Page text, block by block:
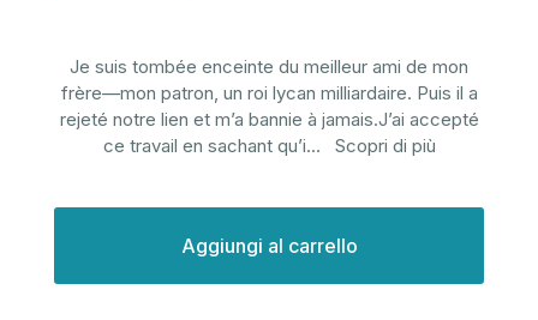
Je suis tombée enceinte du meilleur ami de mon
frère—mon patron, un roi lycan milliardaire. Puis il a
rejeté notre lien et m’a bannie à jamais.J’ai accepté
ce travail en sachant qu’i... Scopri di più